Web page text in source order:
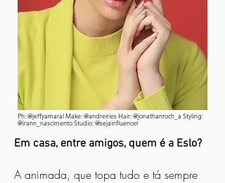
Ph: @jeffyamaral Make: @andreiries Hair: @jonathanroch_a Styling:
@irann_nascimento Studio: @sejainfluencer
Em casa, entre amigos, quem é a Eslo?
A animada, que topa tudo e tá sempre